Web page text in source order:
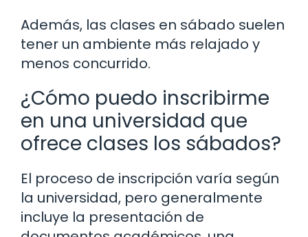
Además, las clases en sábado suelen
tener un ambiente más relajado y
menos concurrido.
¿Cómo puedo inscribirme
en una universidad que
ofrece clases los sábados?
El proceso de inscripción varía según
la universidad, pero generalmente
incluye la presentación de